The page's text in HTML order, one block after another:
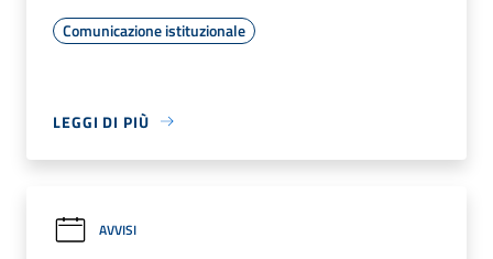
Comunicazione istituzionale
LEGGI DI PIÙ
AVVISI